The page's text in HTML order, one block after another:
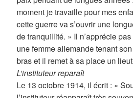
moment je travaille pour mes
cette guerre va s’ouvrir une
de tranquillité. » Il n’apprécie
une femme allemande tenant
bras et il remet à sa place un
L’instituteur reparaît
Le 13 octobre 1914, il écrit : «